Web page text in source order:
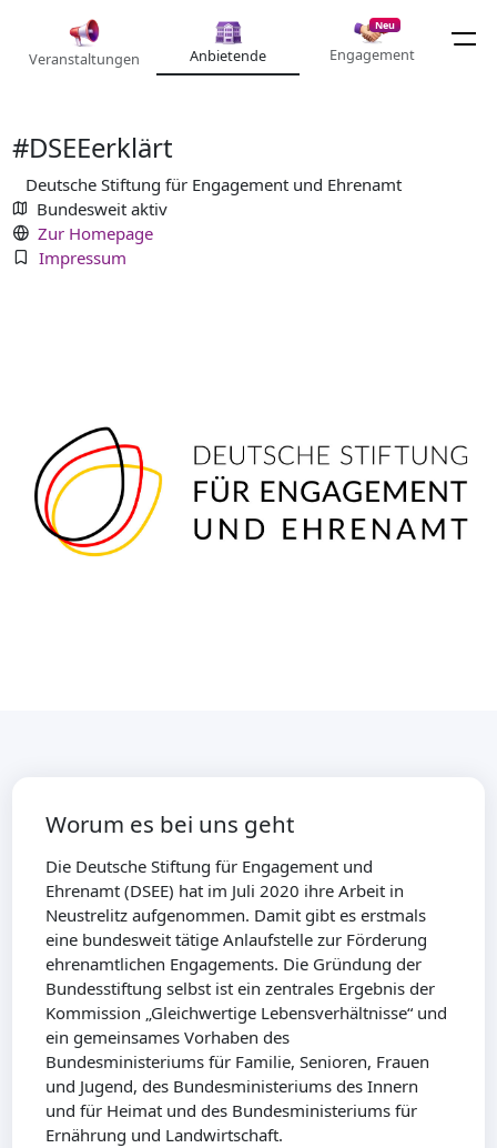
Veranstaltungen Anbietende
Neu
Engagement
#DSEEerklärt
Deutsche Stiftung für Engagement und Ehrenamt
Bundesweit aktiv
Zur Homepage
Impressum
Worum es bei uns geht
Die Deutsche Stiftung für Engagement und
Ehrenamt (DSEE) hat im Juli 2020 ihre Arbeit in
Neustrelitz aufgenommen. Damit gibt es erstmals
eine bundesweit tätige Anlaufstelle zur Förderung
ehrenamtlichen Engagements. Die Gründung der
Bundesstiftung selbst ist ein zentrales Ergebnis der
Kommission „Gleichwertige Lebensverhältnisse“ und
ein gemeinsames Vorhaben des
Bundesministeriums für Familie, Senioren, Frauen
und Jugend, des Bundesministeriums des Innern
und für Heimat und des Bundesministeriums für
Ernährung und Landwirtschaft.